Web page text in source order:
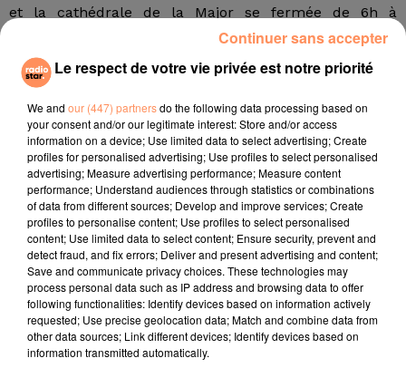
et la cathédrale de la Major se fermée de 6h à
14h. Une circulation alternée sera mise en place
Esplanade de la Tourette et sur les rues Miradou,
Marchetti, Mazenod et d'Isoard.
Jeudi 10 août, le tournage se trouvera sur la Corniche
Kennedy entre la plage des Prophètes et l'avenue
Talabot de 8h à 19h, et sur la rue du Vallon de l'Oriol,
les traverses Clastrier, de la Baudille et Pey, le chemin
du Roucas Blanc et la rue Capitaine Dessmond.
Enfin vendredi 11 août, l'entrée de l'A55 depuis le
Boulevard de Dunkerque sera fermée de 8h à 12h.
fil actus
4 juillet 2022
Le respect de votre vie privée est notre priorité
We and our (447) partnersdo the following data processing based on
your consent and/or our legitimate interest: Store and/or access
information on a device; Use limited data to select advertising; Create
profiles for personalised advertising; Use profiles to select personalised
advertising; Measure advertising performance; Measure content
performance; Understand audiences through statistics or combinations
of data from different sources; Develop and improve services; Create
profiles to personalise content; Use profiles to select personalised
content; Use limited data to select content; Ensure security, prevent and
detect fraud, and fix errors; Deliver and present advertising and content;
Save and communicate privacy choices. These technologies may
process personal data such as IP address and browsing data to offer
following functionalities: Identify devices based on information actively
requested; Use precise geolocation data; Match and combine data from
other data sources; Link different devices; Identify devices based on
information transmitted automatically.
Continuer sans accepter